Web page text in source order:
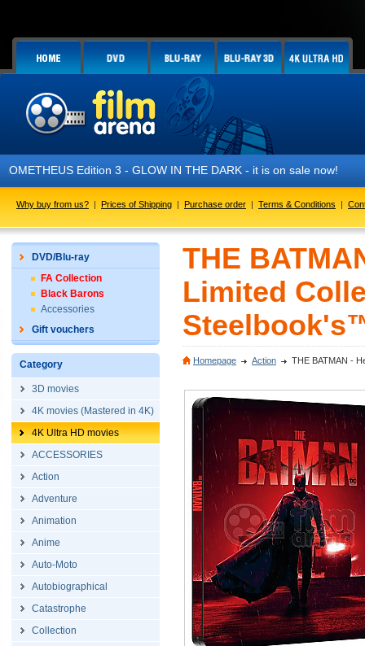
3 - GLOW IN THE DARK - it is on sale now!
Why buy from us? | Prices of Shipping | Purchase order | Terms & Conditions |
DVD/Blu-ray
FA Collection
Black Barons
Accessories
Gift vouchers
Category
3D movies
4K movies (Mastered in 4K)
4K Ultra HD movies
ACCESSORIES
Action
Adventure
Animation
Anime
Auto-Moto
Autobiographical
Catastrophe
Collection
THE
Limited
Homepage Action THE BATMAN -